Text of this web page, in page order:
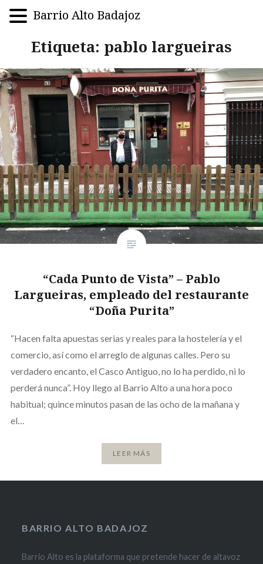
Etiqueta: pablo largueiras
“Cada Punto de Vista” – Pablo
Largueiras, empleado del restaurante
“Doña Purita”
“Hacen falta apuestas serias y reales para la hostelería y el
comercio, así como el arreglo de algunas calles. Pero su
verdadero encanto, el Casco Antiguo, no lo ha perdido, ni lo
perderá nunca”. Hoy llego al Barrio Alto a una hora poco
habitual; quince minutos pasan de las ocho de la mañana y
el…
LEER MÁS
BARRIO ALTO BADAJOZ
Barrio Alto es la plataforma que pretende hacer de altavoz
Barrio Alto Badajoz